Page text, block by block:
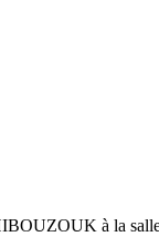
à la